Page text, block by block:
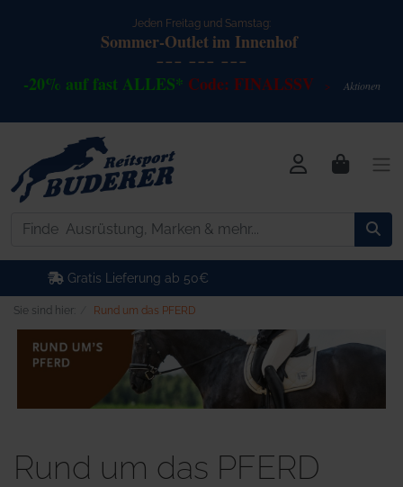
Jeden Freitag und Samstag:
Sommer-Outletim Innenhof
--- --- ---
-20% auf fast ALLES* Code: FINALSSV > Aktionen
Kostenlose Retoure
Sie sind hier: Rund um das PFERD
Rund um das PFERD